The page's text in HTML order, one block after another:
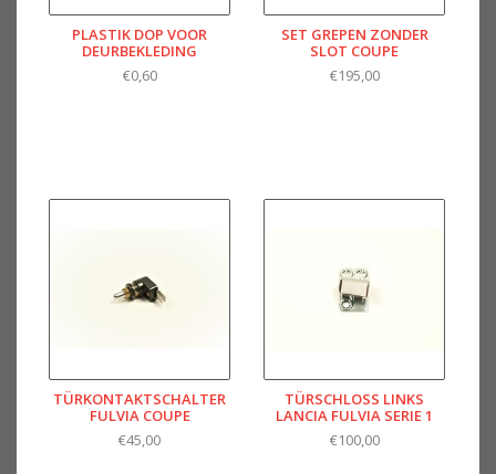
PLASTIK DOP VOOR
DEURBEKLEDING
€0,60
SET GREPEN ZONDER
SLOT COUPE
€195,00
TÜRKONTAKTSCHALTER
FULVIA COUPE
€45,00
TÜRSCHLOSS LINKS
LANCIA FULVIA SERIE 1
€100,00